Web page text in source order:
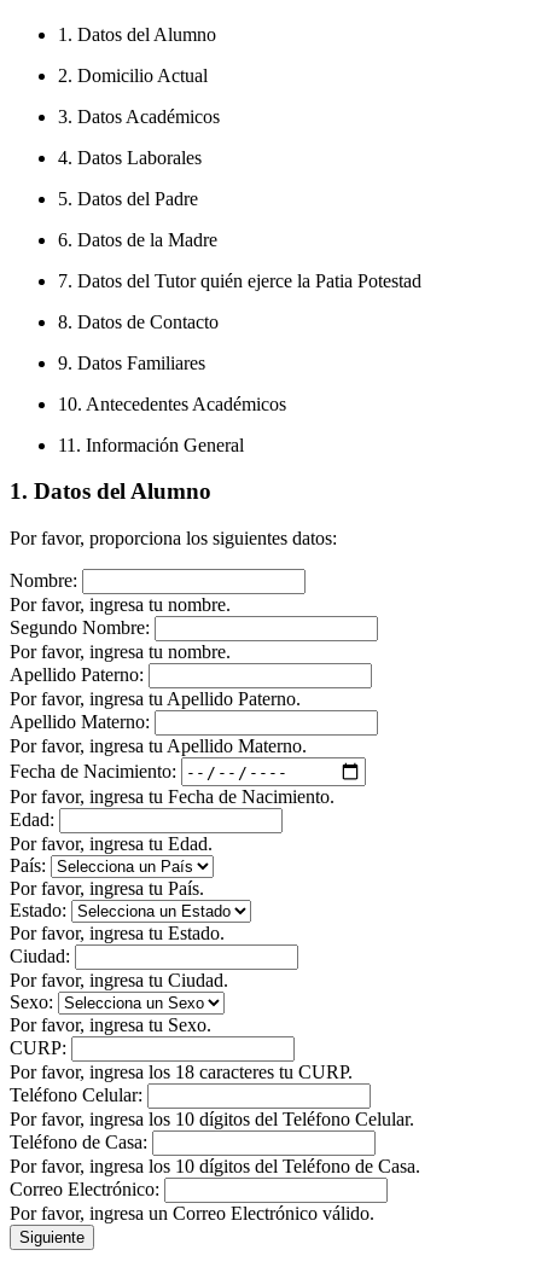
1. Datos del Alumno
2. Domicilio Actual
3. Datos Académicos
4. Datos Laborales
5. Datos del Padre
6. Datos de la Madre
7. Datos del Tutor quién ejerce la Patia Potestad
8. Datos de Contacto
9. Datos Familiares
10. Antecedentes Académicos
11. Información General
1. Datos del Alumno
Por favor, proporciona los siguientes datos:
Nombre:
Por favor, ingresa tu nombre.
Segundo Nombre:
Por favor, ingresa tu nombre.
Apellido Paterno:
Por favor, ingresa tu Apellido Paterno.
Apellido Materno:
Por favor, ingresa tu Apellido Materno.
Fecha de Nacimiento:
Por favor, ingresa tu Fecha de Nacimiento.
Edad:
Por favor, ingresa tu Edad.
País:
Por favor, ingresa tu País.
Estado:
Por favor, ingresa tu Estado.
Ciudad:
Por favor, ingresa tu Ciudad.
Sexo:
Por favor, ingresa tu Sexo.
CURP:
Por favor, ingresa los 18 caracteres tu CURP.
Teléfono Celular:
Por favor, ingresa los 10 dígitos del Teléfono Celular.
Teléfono de Casa:
Por favor, ingresa los 10 dígitos del Teléfono de Casa.
Correo Electrónico:
Por favor, ingresa un Correo Electrónico válido.
Siguiente